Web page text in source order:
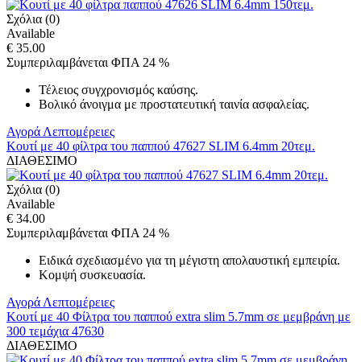
Σχόλια (0)
Available
€ 35.00
Συμπεριλαμβάνεται ΦΠΑ 24 %
Τέλειος συγχρονισμός καύσης.
Βολικό άνοιγμα με προστατευτική ταινία ασφαλείας.
Αγορά Λεπτομέρειες
Κουτί με 40 φίλτρα του παππού 47627 SLIM 6.4mm 20τεμ.
ΔΙΑΘΕΣΙΜΟ
Σχόλια (0)
Available
€ 34.00
Συμπεριλαμβάνεται ΦΠΑ 24 %
Ειδικά σχεδιασμένο για τη μέγιστη απολαυστική εμπειρία.
Κομψή συσκευασία.
Αγορά Λεπτομέρειες
Κουτί με 40 Φίλτρα του παππού extra slim 5.7mm σε μεμβράνη με
300 τεμάχια 47630
ΔΙΑΘΕΣΙΜΟ